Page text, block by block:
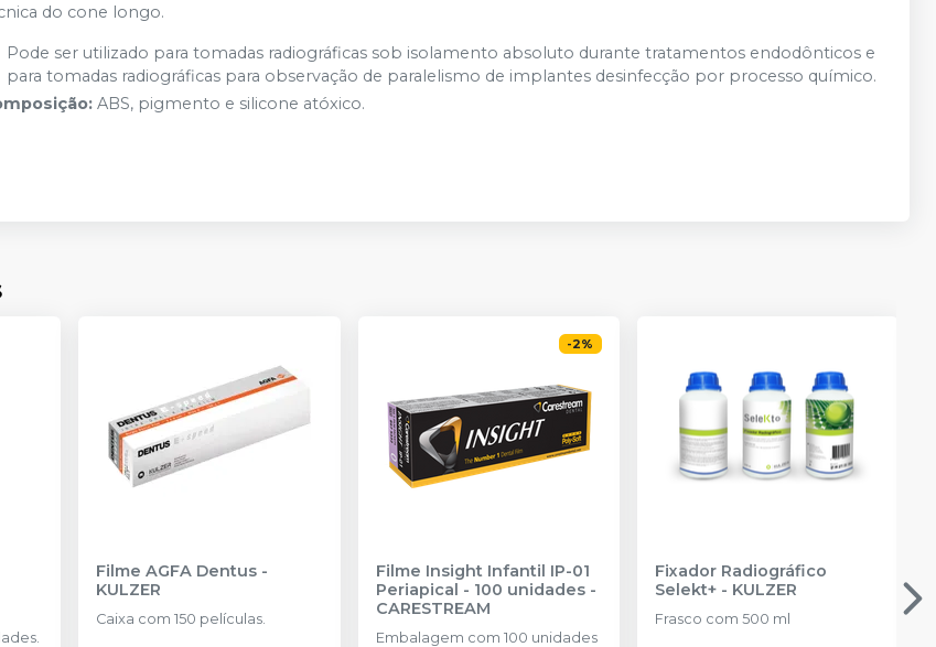
do cone longo.
Pode ser utilizado para tomadas radiográficas sob isolamento absoluto durante tratamentos endodônticos e
para tomadas radiográficas para observação de paralelismo de implantes desinfecção por processo químico.
ABS, pigmento e silicone atóxico.
unidades.
Filme AGFA Dentus -
KULZER
Caixa com 150 películas.
-2%
Filme Insight Infantil IP-01
Periapical - 100 unidades-
CARESTREAM
Embalagem com 100 unidades
Fixador Radiográfico
Selekt+- KULZER
Frasco com 500 ml